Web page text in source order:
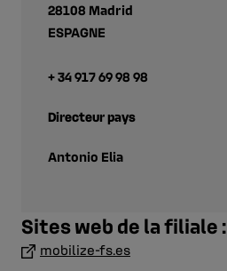
28108 Madrid
ESPAGNE
+ 34 917 69 98 98
Directeur pays
Antonio Elia
Sites web de la filiale :
mobilize-fs.es